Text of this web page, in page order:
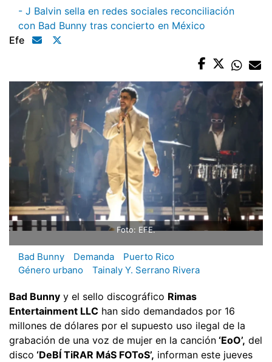
- J Balvin sella en redes sociales reconciliación
con Bad Bunny tras concierto en México
Efe
Foto: EFE.
Bad Bunny Demanda
Puerto Rico
Género urbano
Tainaly Y. Serrano Rivera
Bad Bunny y el sello discográfico Rimas
Entertainment LLC han sido demandados por 16
millones de dólares por el supuesto uso ilegal de la
grabación de una voz de mujer en la canción ‘EoO’, del
disco ‘DeBÍ TiRAR MáS FOToS’, informan este jueves